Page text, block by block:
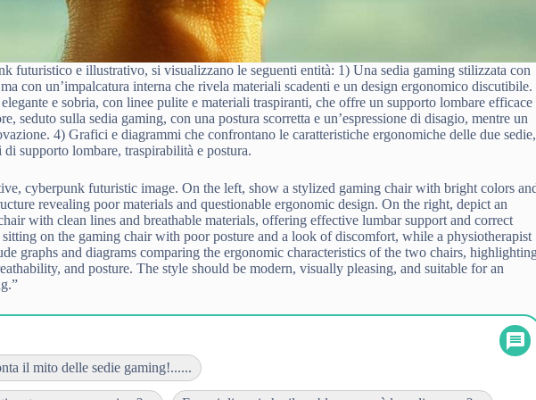
futuristico e illustrativo, si visualizzano le seguenti entità: 1) Una sedia gaming stilizzata con
con un’impalcatura interna che rivela materiali scadenti e un design ergonomico discutibile.
e sobria, con linee pulite e materiali traspiranti, che offre un supporto lombare efficace
seduto sulla sedia gaming, con una postura scorretta e un’espressione di disagio, mentre un
4) Grafici e diagrammi che confrontano le caratteristiche ergonomiche delle due sedie,
supporto lombare, traspirabilità e postura.
cyberpunk futuristic image. On the left, show a stylized gaming chair with bright colors
revealing poor materials and questionable ergonomic design. On the right, depict an
with clean lines and breathable materials, offering effective lumbar support and correct
sitting on the gaming chair with poor posture and a look of discomfort, while a physiotherapist
graphs and diagrams comparing the ergonomic characteristics of the two chairs,
and posture. The style should be modern, visually pleasing, and suitable for an
il mito delle sedie gaming!......